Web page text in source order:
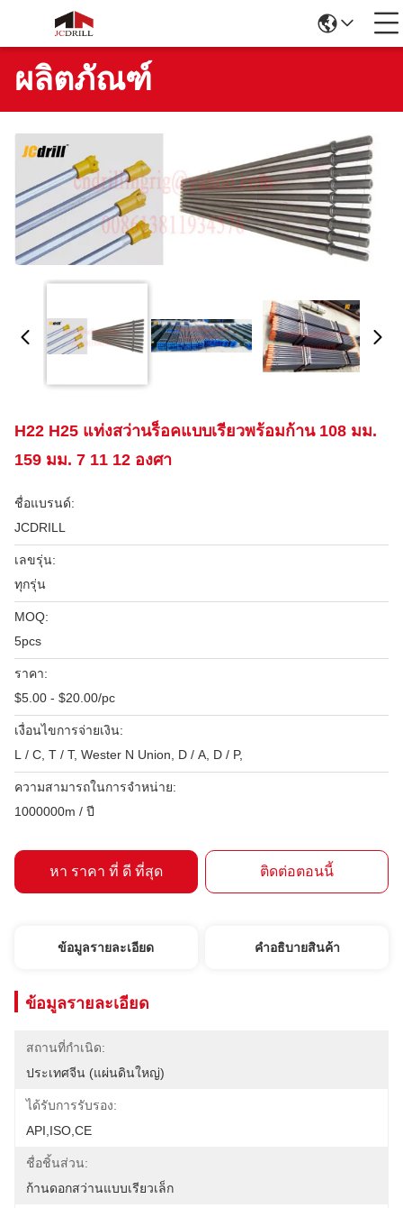
ผลิตภัณฑ์
H22 H25 แท่งสว่านร็อคแบบเรียวพร้อมก้าน 108 มม.
159 มม. 7 11 12 องศา
ชื่อแบรนด์:
JCDRILL
เลขรุ่น:
ทุกรุ่น
MOQ:
5pcs
ราคา:
$5.00 - $20.00/pc
เงื่อนไขการจ่ายเงิน:
L / C, T / T, Wester N Union, D / A, D / P,
ความสามารถในการจําหน่าย:
1000000m / ปี
หา ราคา ที่ ดี ที่สุด ติดต่อตอนนี้
ข้อมูลรายละเอียด คําอธิบายสินค้า
ข้อมูลรายละเอียด
สถานที่กำเนิด:
ประเทศจีน (แผ่นดินใหญ่)
ได้รับการรับรอง:
API,ISO,CE
ชื่อชิ้นส่วน:
ก้านดอกสว่านแบบเรียวเล็ก